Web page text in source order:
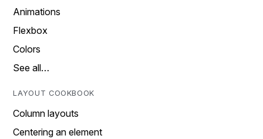
Animations
Flexbox
Colors
See all…
LAYOUT COOKBOOK
Column layouts
Centering an element